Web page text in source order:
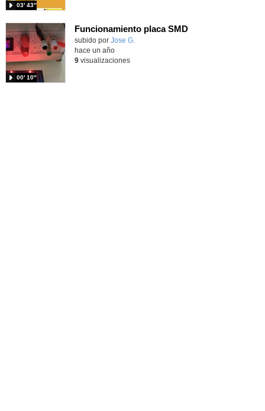
03′ 43″
Funcionamiento placa SMD
Contenido educativo.
subido por Jose G.
00′ 10″
hace un año
9visualizaciones